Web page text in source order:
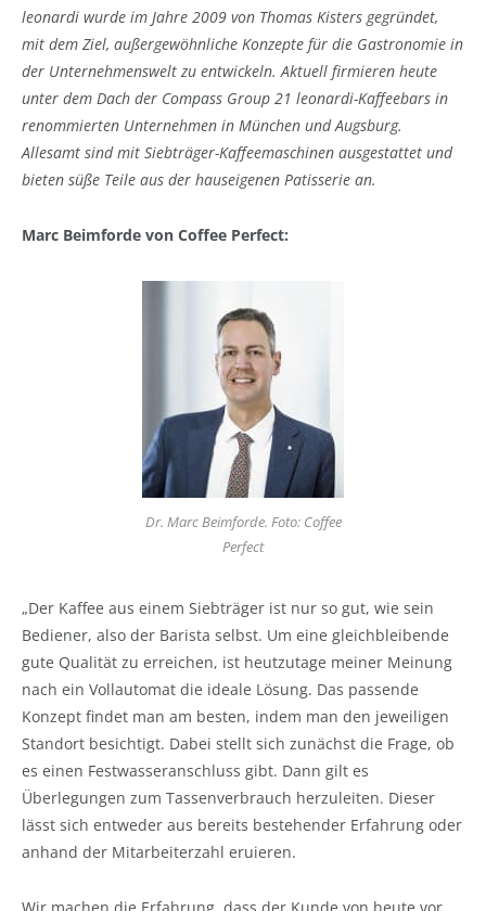
leonardi wurde im Jahre 2009 von Thomas Kisters gegründet,
mit dem Ziel, außergewöhnliche Konzepte für die Gastronomie in
der Unternehmenswelt zu entwickeln. Aktuell firmieren heute
unter dem Dach der Compass Group 21 leonardi-Kaffeebars in
renommierten Unternehmen in München und Augsburg.
Allesamt sind mit Siebträger-Kaffeemaschinen ausgestattet und
bieten süße Teile aus der hauseigenen Patisserie an.
Marc Beimforde von Coffee Perfect:
Dr. Marc Beimforde. Foto: Coffee
Perfect
„Der Kaffee aus einem Siebträger ist nur so gut, wie sein
Bediener, also der Barista selbst. Um eine gleichbleibende
gute Qualität zu erreichen, ist heutzutage meiner Meinung
nach ein Vollautomat die ideale Lösung. Das passende
Konzept findet man am besten, indem man den jeweiligen
Standort besichtigt. Dabei stellt sich zunächst die Frage, ob
es einen Festwasseranschluss gibt. Dann gilt es
Überlegungen zum Tassenverbrauch herzuleiten. Dieser
lässt sich entweder aus bereits bestehender Erfahrung oder
anhand der Mitarbeiterzahl eruieren.